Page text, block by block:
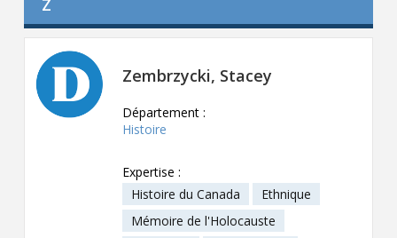
Z
Zembrzycki, Stacey
Département :
Histoire
Expertise :
Histoire du Canada
Ethnique
Mémoire de l'Holocauste
Contact
Qui vous êtes